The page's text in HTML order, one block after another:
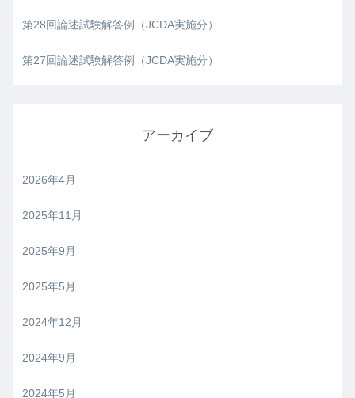
第28回論述試験解答例（JCDA実施分）
第27回論述試験解答例（JCDA実施分）
アーカイブ
2026年4月
2025年11月
2025年9月
2025年5月
2024年12月
2024年9月
2024年5月